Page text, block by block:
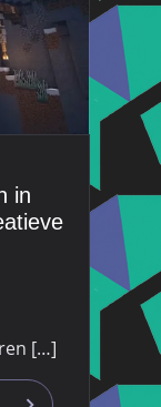
in
[…]